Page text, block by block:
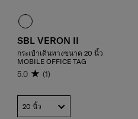
SBL VERON II
กระเป๋าเดินทางขนาด 20 นิ้ว
MOBILE OFFICE TAG
5.0 (1)
20 นิ้ว